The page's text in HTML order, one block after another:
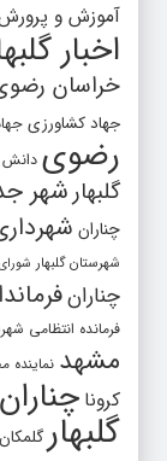
آموزش و
اخبار
خراسان
جهاد کشاورزی
رضوی دانش
گلبهار شهر
چناران
شهرستان گلبهار
چناران
فرمانده انتظامی
مشهد
کرونا چناران
گلبهار گلمکان